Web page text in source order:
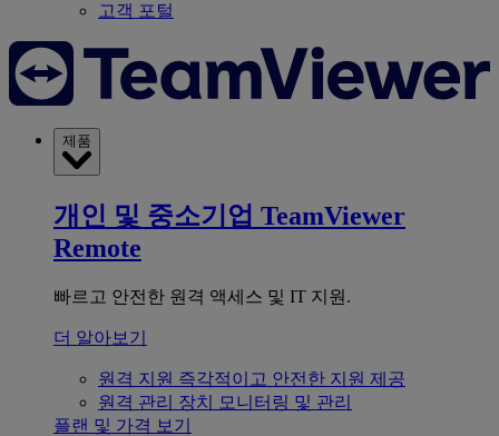
고객 포털
제품
개인 및 중소기업 TeamViewer
Remote
빠르고 안전한 원격 액세스 및 IT 지원.
더 알아보기
원격 지원 즉각적이고 안전한 지원 제공
원격 관리 장치 모니터링 및 관리
플랜 및 가격 보기